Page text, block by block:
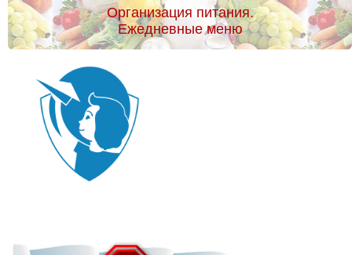
Организация питания.
Ежедневные меню